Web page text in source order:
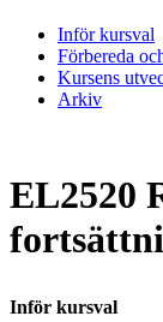
Inför kursval
Förbereda
Kursens
Arkiv
EL2520
Inför kursval